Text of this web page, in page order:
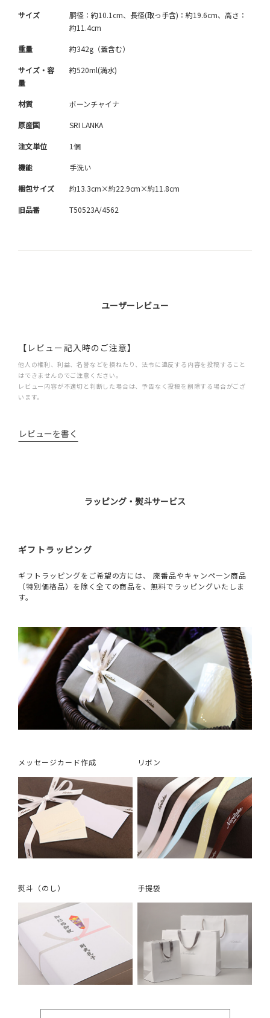
サイズ
胴径：約10.1cm、長径(取っ手含)：約19.6cm、高さ：
約11.4cm
重量 約342g（蓋含む）
サイズ・容
量
約520ml(満水)
材質 ボーンチャイナ
原産国 SRI LANKA
注文単位 1個
機能 手洗い
梱包サイズ 約13.3cm×約22.9cm×約11.8cm
旧品番 T50523A/4562
ユーザーレビュー
【レビュー記入時のご注意】
他人の権利、利益、名誉などを損ねたり、法令に違反する内容を投稿すること
はできませんのでご注意ください。
レビュー内容が不適切と判断した場合は、予告なく投稿を削除する場合がござ
います。
レビューを書く
ラッピング・熨斗サービス
ギフトラッピング
ギフトラッピングをご希望の方には、 廃番品やキャンペーン商品
（特別価格品）を除く全ての商品を、無料でラッピングいたしま
す。
メッセージカード作成 リボン
熨斗（のし） 手提袋